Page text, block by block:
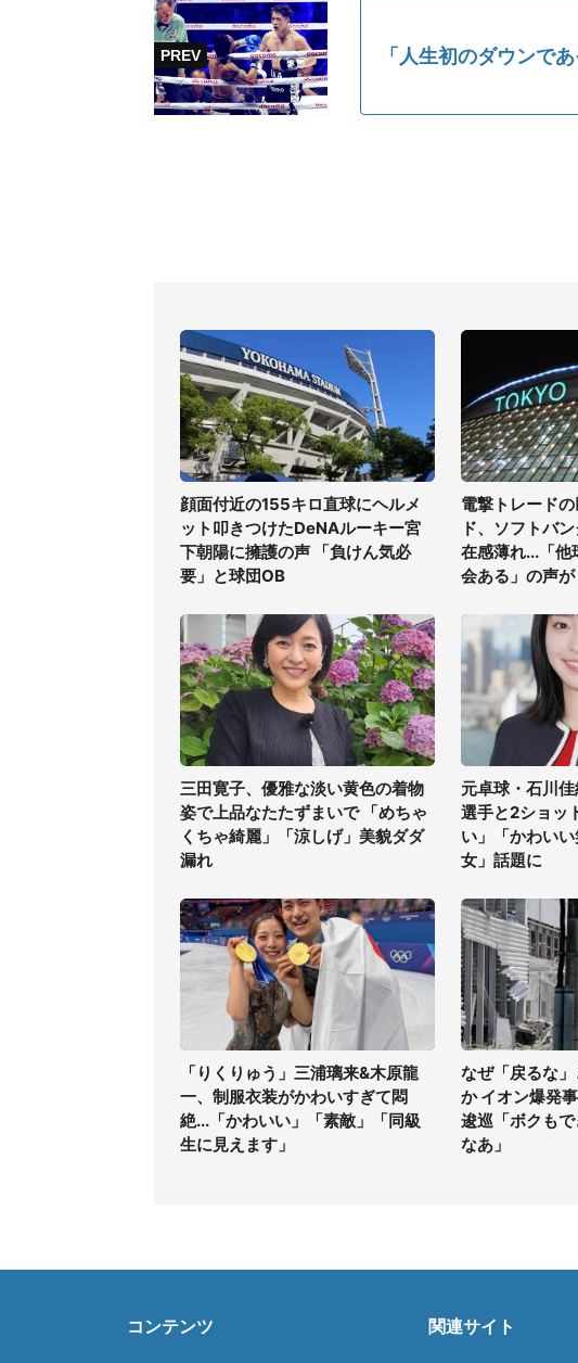
「人生初のダウンで
顔面付近の155キロ直球にヘルメ
ット叩きつけたDeNAルーキー宮
下朝陽に擁護の声 「負けん気必
要」と球団OB
電撃トレード
ド、ソフトバ
在感薄れ...「他
会ある」の声が
三田寛子、優雅な淡い黄色の着物
姿で上品なたたずまいで 「めちゃ
くちゃ綺麗」「涼しげ」美貌ダダ
漏れ
元卓球・石川
選手と2ショッ
い」「かわい
女」話題に
「りくりゅう」三浦璃来&木原龍
一、制服衣装がかわいすぎて悶
絶...「かわいい」「素敵」「同級
生に見えます」
なぜ「戻るな
か イオン爆発
逡巡「ボクも
なあ」
コンテンツ 関連サイト